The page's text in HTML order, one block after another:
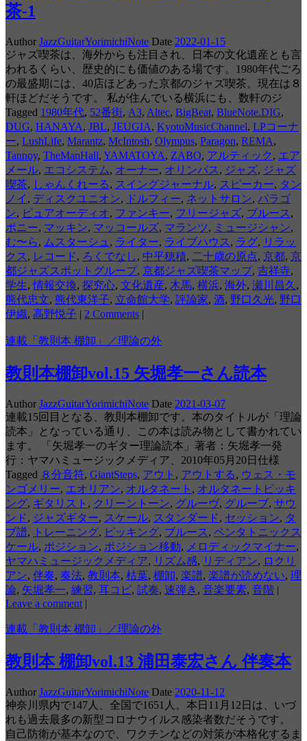
茶-1
Author JazzGuitarYorimichiNote Date 2022-01-15
ジャズ喫茶は、海外からも注目され、日本の文化遺産とも言
われるくらい、歴史的にも価値のある場です。1980年代ごろ
の最盛期には、40店ほどあった京都のジャズ喫茶。現在は８
軒ほどだそうです。 私が住んでいる横浜にも、数軒のジ
Tagged 1980年代, 52番街, A3, Altec, BigBeat, BlueNote.DIG,
DUG, HANAYA, JBL, JEUGIA, KyotoMusicChannel, LPコーナ
ー, LushLife, Marantz, McIntosh, Olympus, Paragon, REMA,
Tannoy, TheManHall, YAMATOYA, ZABO, アルティック , エア
メール, エコシステム, オーナー, オリンパス , ジャズ, ジャズ
喫茶, しゃんくれーる, スイングジャーナル, スピーカー, タン
ノイ , ディスクユニオン, ドルフィー, ネットサロン, パラゴ
ン, ピュアオーディオ, ファンキー, フリージャズ, ブルース ,
ポニー, マッキン, マッコールズ, マランツ, ミュージシャン,
む〜ら, ムスターシュ , ライター, ライブハウス , ラグ, リラッ
クス , レコード, ろくでなし, 中平穂積, 二十歳の原点, 京都, 京
都ジャズスポットグループ, 京都ジャズ喫茶マップ, 吉祥寺,
学生,情報交換, 探究心, 文化遺産, 木馬, 横浜, 海外, 瀬川昌久 ,
熊代忠文, 熊代東洋子, 立命館大学, 評論家, 酒, 野口久光, 野口
伊織, 高野悦子 | 2 Comments |
連載「教則本 棚卸」／理論の外
教則本棚卸vol.15 矢堀孝一さん読本
Author JazzGuitarYorimichiNote Date 2021-03-07
連載15回目となる、教則本棚卸です。本のタイトルが「理論
読本」となっている通り、この本は読み物として書かれてい
ます。 「矢堀孝一のギター理論読本」著者：矢堀孝一発
行：ヤマハミュージックメディア、2010年05月20日仕様
Tagged ８分音符, GiantSteps, アウト , アウトする, ウェス・モ
ンゴメリー, エオリアン, オルタネート , オルタネートピッキ
ング, ギタリスト , クリーントーン, グルーヴ, グルーブ, サウ
ンド, ジャズギター, スケール, スタンダード, セッション, タ
ブ譜, トレーニング, ピッキング, ブルース , ペンタトニックス
ケール, ポジション, ポジション移動, メロディックマイナー,
ヤマハミュージックメディア, リズム感, リディアン, ロクリ
アン, 伴奏, 奏法, 教則本, 枯葉, 棚卸, 楽譜, 楽譜が読めない, 理
論, 矢堀孝一, 練習, 耳コピ, 試奏, 速弾き , 音楽要素, 音階 |
Leave a comment |
連載「教則本 棚卸」／理論の外
教則本 棚卸vol.13 浦田泰宏さん 伴奏本
Author JazzGuitarYorimichiNote Date 2020-11-12
神奈川県内で147人、全国で1651人。本日11月12日は、いづ
れも過去最多の新型コロナウイルス感染者数だそうです。
自己防衛が基本なので、ワクチンなどの対策が本格化するま